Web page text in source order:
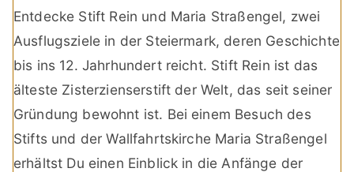
Entdecke Stift Rein und Maria Straßengel, zwei
Ausflugsziele in der Steiermark, deren Geschichte
bis ins 12. Jahrhundert reicht. Stift Rein ist das
älteste Zisterzienserstift der Welt, das seit seiner
Gründung bewohnt ist. Bei einem Besuch des
Stifts und der Wallfahrtskirche Maria Straßengel
erhältst Du einen Einblick in die Anfänge der